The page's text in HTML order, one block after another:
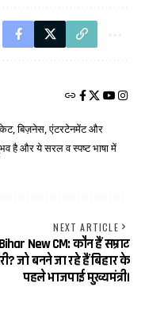
बिज़नेस, एंटरटेनमेंट और
है और ये सरल व स्पष्ट भाषा में
NEXT ARTICLE
Bihar New CM: कौन हैं सम्राट
जो बनने जा रहे हैं बिहार के
पहले भाजपाई मुख्यमंत्री।